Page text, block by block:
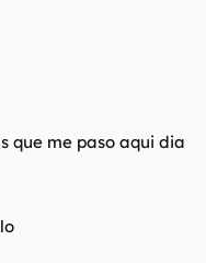
que me paso aqui dia